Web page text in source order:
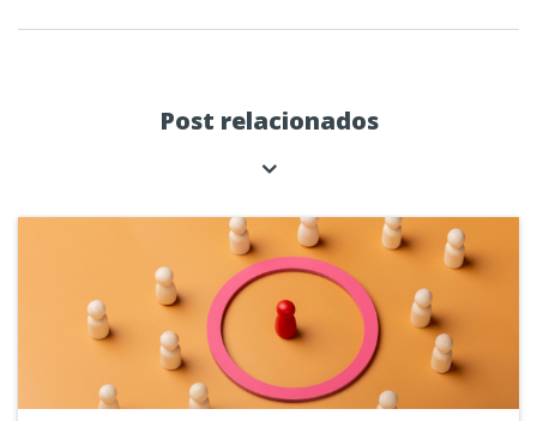
Post relacionados